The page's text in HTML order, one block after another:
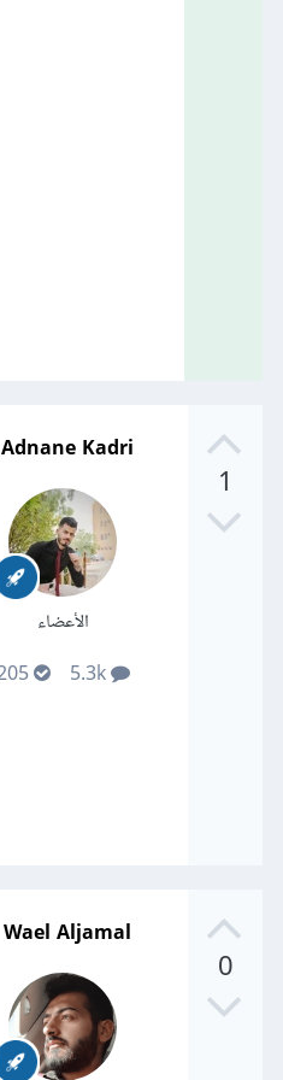
1
Adnane Kadri
الأعضاء
5.3k
205
0
Wael Aljamal